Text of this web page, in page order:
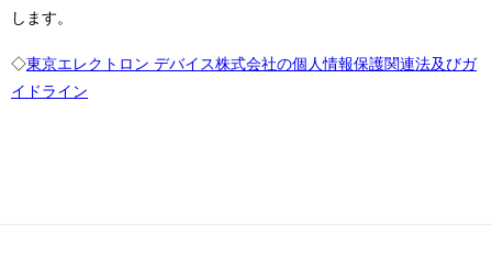
します。
◇東京エレクトロン デバイス株式会社の個人情報保護関連法及びガ
イドライン